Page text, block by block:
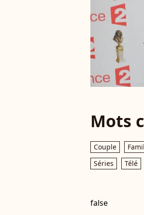
Mots
Couple
Séries
Télé
false